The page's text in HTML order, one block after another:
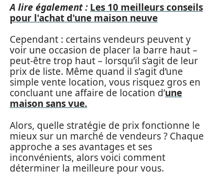
A lire également : Les 10 meilleurs conseils
pour l'achat d'une maison neuve
Cependant : certains vendeurs peuvent y
voir une occasion de placer la barre haut –
peut-être trop haut – lorsqu’il s’agit de leur
prix de liste. Même quand il s’agit d’une
simple vente location, vous risquez gros en
concluant une affaire de location d’une
maison sans vue.
Alors, quelle stratégie de prix fonctionne le
mieux sur un marché de vendeurs ? Chaque
approche a ses avantages et ses
inconvénients, alors voici comment
déterminer la meilleure pour vous.